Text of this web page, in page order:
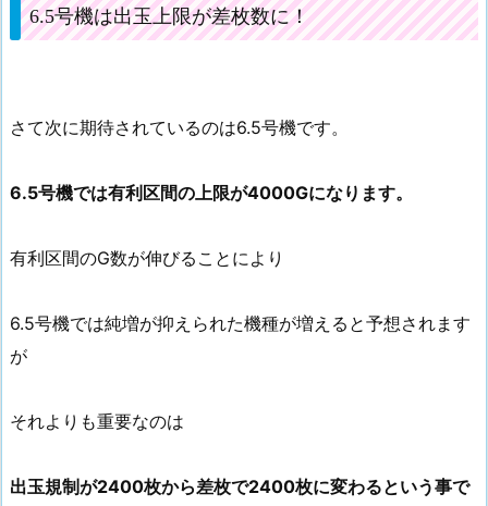
6.5号機は出玉上限が差枚数に！
さて次に期待されているのは6.5号機です。
6.5号機では有利区間の上限が4000Gになります。
有利区間のG数が伸びることにより
6.5号機では純増が抑えられた機種が増えると予想されます
が
それよりも重要なのは
出玉規制が2400枚から差枚で2400枚に変わるという事で